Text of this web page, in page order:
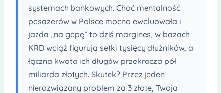
systemach bankowych. Choć mentalność
pasażerów w Polsce mocno ewoluowała i
jazda „na gapę” to dziś margines, w bazach
KRD wciąż figurują setki tysięcy dłużników, a
łączna kwota ich długów przekracza pół
miliarda złotych. Skutek? Przez jeden
nierozwiązany problem za 3 złote, Twoja